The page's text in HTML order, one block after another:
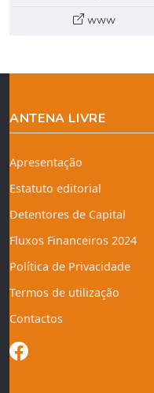
www
ANTENA LIVRE
Apresentação
Estatuto editorial
Detentores de Capital
Fluxos Financeiros 2024
Política de Privacidade
Termos de utilização
Contactos